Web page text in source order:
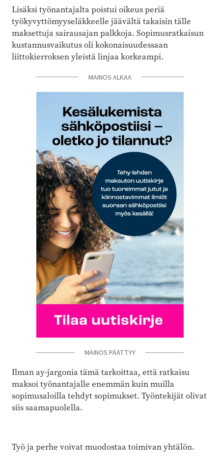
Lisäksi työnantajalta poistui oikeus periä
työkyvyttömyyseläkkeelle jäävältä takaisin tälle
maksettuja sairausajan palkkoja. Sopimusratkaisun
kustannusvaikutus oli kokonaisuudessaan
liittokierroksen yleistä linjaa korkeampi.
MAINOS ALKAA
MAINOS PÄÄTTYY
Ilman ay-jargonia tämä tarkoittaa, että ratkaisu
maksoi työnantajalle enemmän kuin muilla
sopimusaloilla tehdyt sopimukset. Työntekijät olivat
siis saamapuolella.
Työ ja perhe voivat muodostaa toimivan yhtälön.